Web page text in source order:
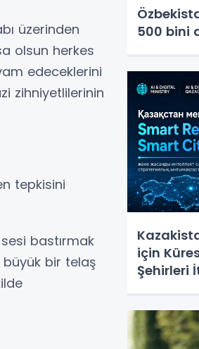
üzerinden
olsun herkes
edeceklerini
zihniyetlilerinin
tepkisini
sesi bastırmak
bir telaş
500 bini
için
Şehirleri